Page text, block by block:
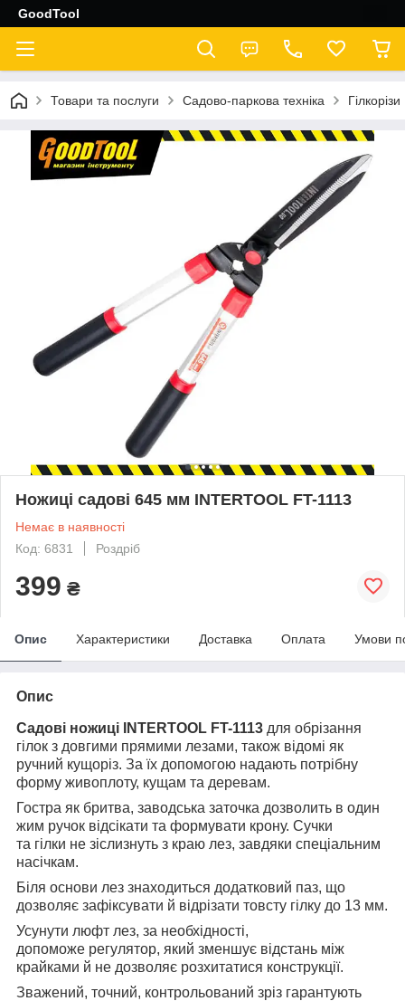
GoodTool
Товари та послуги Садово-паркова техніка Гілкорізи
Ножиці садові 645 мм INTERTOOL FT-1113
Немає в наявності
Код: 6831
Роздріб
399 ₴
Опис Характеристики Доставка Оплата Умови
Опис
Садові ножиці INTERTOOL FT-1113 для обрізання
гілок з довгими прямими лезами, також відомі як
ручний кущоріз. За їх допомогою надають потрібну
форму живоплоту, кущам та деревам.
Гостра як бритва, заводська заточка дозволить в один
жим ручок відсікати та формувати крону. Сучки
та гілки не зіслизнуть з краю лез, завдяки спеціальним
насічкам.
Біля основи лез знаходиться додатковий паз, що
дозволяє зафіксувати й відрізати товсту гілку до 13 мм.
Усунути люфт лез, за необхідності,
допоможе регулятор, який зменшує відстань між
крайками й не дозволяє розхитатися конструкції.
Зважений, точний, контрольований зріз гарантують